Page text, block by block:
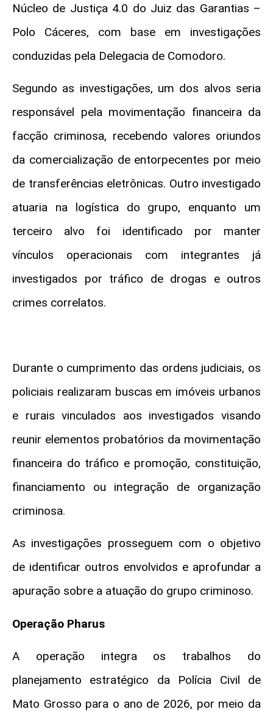
Núcleo de Justiça 4.0 do Juiz das Garantias –
Polo Cáceres, com base em investigações
conduzidas pela Delegacia de Comodoro.
Segundo as investigações, um dos alvos seria
responsável pela movimentação financeira da
facção criminosa, recebendo valores oriundos
da comercialização de entorpecentes por meio
de transferências eletrônicas. Outro investigado
atuaria na logística do grupo, enquanto um
terceiro alvo foi identificado por manter
vínculos operacionais com integrantes já
investigados por tráfico de drogas e outros
crimes correlatos.
Durante o cumprimento das ordens judiciais, os
policiais realizaram buscas em imóveis urbanos
e rurais vinculados aos investigados visando
reunir elementos probatórios da movimentação
financeira do tráfico e promoção, constituição,
financiamento ou integração de organização
criminosa.
As investigações prosseguem com o objetivo
de identificar outros envolvidos e aprofundar a
apuração sobre a atuação do grupo criminoso.
Operação Pharus
A operação integra os trabalhos do
planejamento estratégico da Polícia Civil de
Mato Grosso para o ano de 2026, por meio da